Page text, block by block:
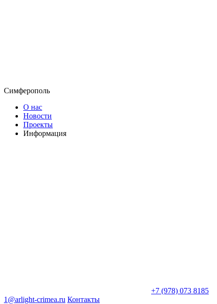
Симферополь
О нас
Новости
Проекты
Информация
+7 (978) 073 8185
1@arlight-crimea.ru Контакты